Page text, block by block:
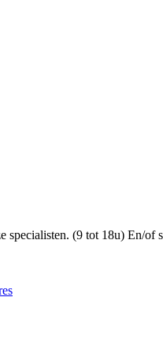
specialisten. (9 tot 18u) En/of